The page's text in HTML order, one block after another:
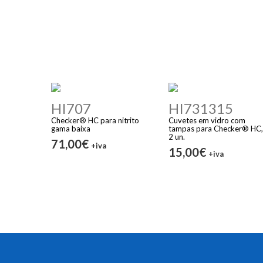
HI707
Checker® HC para nitrito
gama baixa
71,00€ +iva
HI731315
Cuvetes em vidro com
tampas para Checker® HC,
2 un.
15,00€ +iva